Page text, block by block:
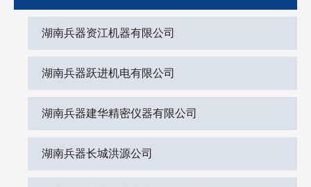
湖南兵器资江机器有限公司
湖南兵器跃进机电有限公司
湖南兵器建华精密仪器有限公司
湖南兵器长城洪源公司